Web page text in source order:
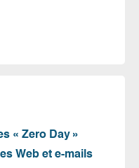
« Zero Day »
Web et e-mails